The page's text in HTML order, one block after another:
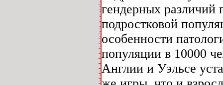
гендерных различий
подростковой
особенности
популяции в 10000
Англии и Уэльсе